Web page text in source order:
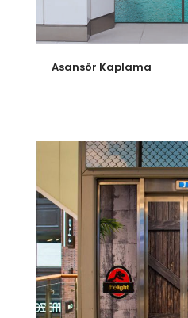
Asansör Kaplama